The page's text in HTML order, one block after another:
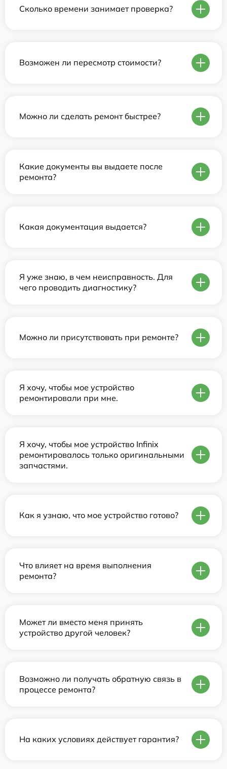
Сколько времени занимает проверка?
Возможен ли пересмотр стоимости?
Можно ли сделать ремонт быстрее?
Какие документы вы выдаете после
ремонта?
Какая документация выдается?
Я уже знаю, в чем неисправность. Для
чего проводить диагностику?
Можно ли присутствовать при ремонте?
Я хочу, чтобы мое устройство
ремонтировали при мне.
Я хочу, чтобы мое устройство Infinix
ремонтировалось только оригинальными
запчастями.
Как я узнаю, что мое устройство готово?
Что влияет на время выполнения
ремонта?
Может ли вместо меня принять
устройство другой человек?
Возможно ли получать обратную связь в
процессе ремонта?
На каких условиях действует гарантия?